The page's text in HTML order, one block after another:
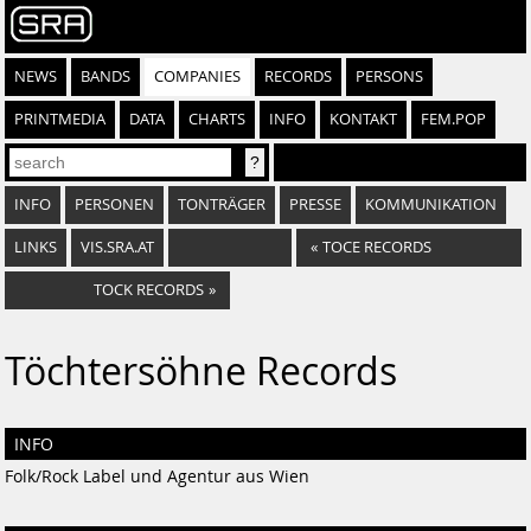
NEWS BANDS COMPANIES RECORDS PERSONS
PRINTMEDIA DATA CHARTS INFO KONTAKT FEM.POP
INFO PERSONEN TONTRÄGER PRESSE KOMMUNIKATION
LINKS VIS.SRA.AT « TOCE RECORDS
TOCK RECORDS »
Töchtersöhne Records
INFO
Folk/Rock Label und Agentur aus Wien